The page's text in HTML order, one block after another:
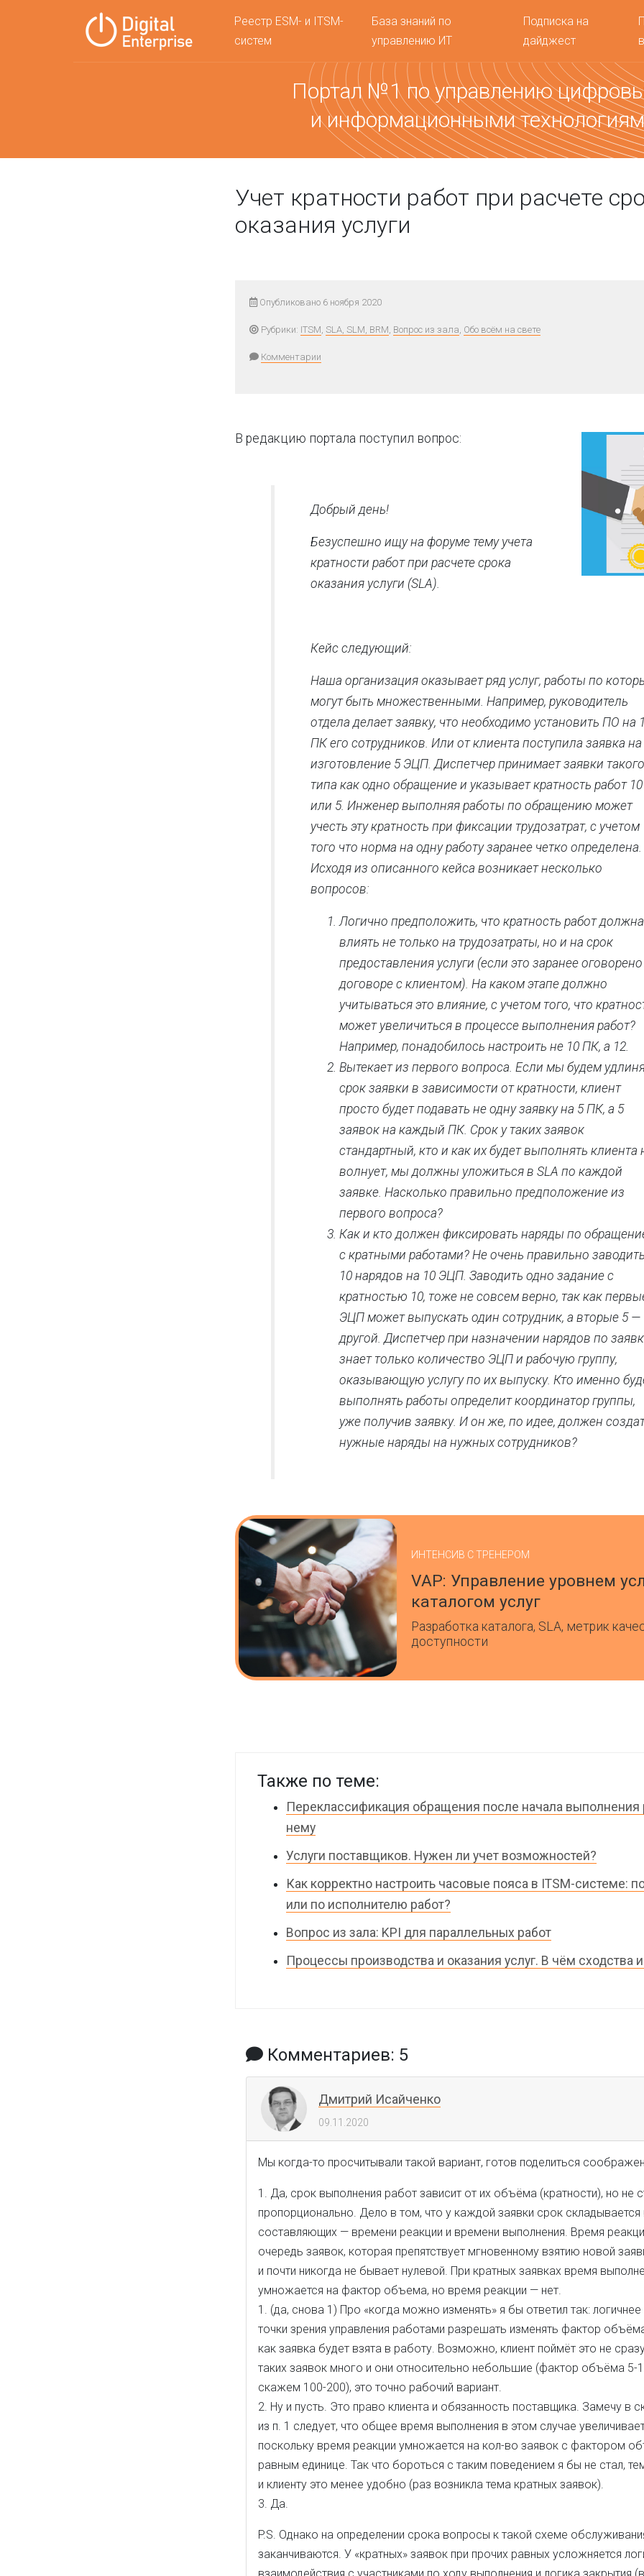
Реестр ESM- и ITSM-
систем
База знаний по
управлению ИТ
Подписка на
дайджест
Портал №1 по управлению
и информационными
Учет кратности работ при расчете
оказания услуги
Опубликовано 6 ноября 2020
Рубрики: ITSM, SLA, SLM, BRM, Вопрос из зала, Обо всём на свете
Комментарии
В редакцию портала поступил вопрос:
Добрый день!
Безуспешно ищу на форуме тему учета
кратности работ при расчете срока
оказания услуги (SLA).
Кейс следующий:
Наша организация оказывает ряд услуг, работы по
могут быть множественными. Например, руководитель
отдела делает заявку, что необходимо установить ПО на
ПК его сотрудников. Или от клиента поступила заявка на
изготовление 5 ЭЦП. Диспетчер принимает заявки такого
типа как одно обращение и указывает кратность работ 10
или 5. Инженер выполняя работы по обращению может
учесть эту кратность при фиксации трудозатрат, с учетом
того что норма на одну работу заранее четко определена.
Исходя из описанного кейса возникает несколько
вопросов:
Логично предположить, что кратность работ должна
влиять не только на трудозатраты, но и на срок
предоставления услуги (если это заранее
договоре с клиентом). На каком этапе должно
учитываться это влияние, с учетом того, что
может увеличиться в процессе выполнения работ?
Например, понадобилось настроить не 10 ПК, а 12.
Вытекает из первого вопроса. Если мы будем
срок заявки в зависимости от кратности, клиент
просто будет подавать не одну заявку на 5 ПК, а 5
заявок на каждый ПК. Срок у таких заявок
стандартный, кто и как их будет выполнять клиента
волнует, мы должны уложиться в SLA по каждой
заявке. Насколько правильно предположение из
первого вопроса?
Как и кто должен фиксировать наряды по
с кратными работами? Не очень правильно заводить
10 нарядов на 10 ЭЦП. Заводить одно задание с
кратностью 10, тоже не совсем верно, так как
ЭЦП может выпускать один сотрудник, а вторые 5 —
другой. Диспетчер при назначении нарядов по
знает только количество ЭЦП и рабочую группу,
оказывающую услугу по их выпуску. Кто именно
выполнять работы определит координатор группы,
уже получив заявку. И он же, по идее, должен
нужные наряды на нужных сотрудников?
ИНТЕНСИВ С ТРЕНЕРОМ
VAP: Управление уровнем
каталогом услуг
Разработка каталога, SLA, метрик
доступности
Также по теме:
Переклассификация обращения после начала выполнения
нему
Услуги поставщиков. Нужен ли учет возможностей?
Как корректно настроить часовые пояса в ITSM-системе:
или по исполнителю работ?
Вопрос из зала: KPI для параллельных работ
Процессы производства и оказания услуг. В чём сходства
Комментариев: 5
Дмитрий Исайченко
09.11.2020
Мы когда-то просчитывали такой вариант, готов поделиться
1. Да, срок выполнения работ зависит от их объёма (кратности), но не
пропорционально. Дело в том, что у каждой заявки срок складывается
составляющих — времени реакции и времени выполнения. Время
очередь заявок, которая препятствует мгновенному взятию новой
и почти никогда не бывает нулевой. При кратных заявках время
умножается на фактор объема, но время реакции — нет.
1. (да, снова 1) Про «когда можно изменять» я бы ответил так:
точки зрения управления работами разрешать изменять фактор
как заявка будет взята в работу. Возможно, клиент поймёт это не
таких заявок много и они относительно небольшие (фактор объёма 5-
скажем 100-200), это точно рабочий вариант.
2. Ну и пусть. Это право клиента и обязанность поставщика. Замечу в
из п. 1 следует, что общее время выполнения в этом случае
поскольку время реакции умножается на кол-во заявок с фактором
равным единице. Так что бороться с таким поведением я бы не стал,
и клиенту это менее удобно (раз возникла тема кратных заявок).
3. Да.
P.S. Однако на определении срока вопросы к такой схеме
заканчиваются. У «кратных» заявок при прочих равных усложняется